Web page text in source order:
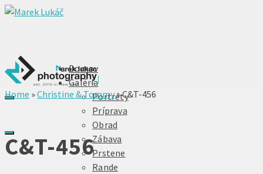
Domov
Galéria
Portréty
Príprava
Obrad
Zábava
Prstene
Rande
Home »Christine & Tommy»C&T-456
C&T-456